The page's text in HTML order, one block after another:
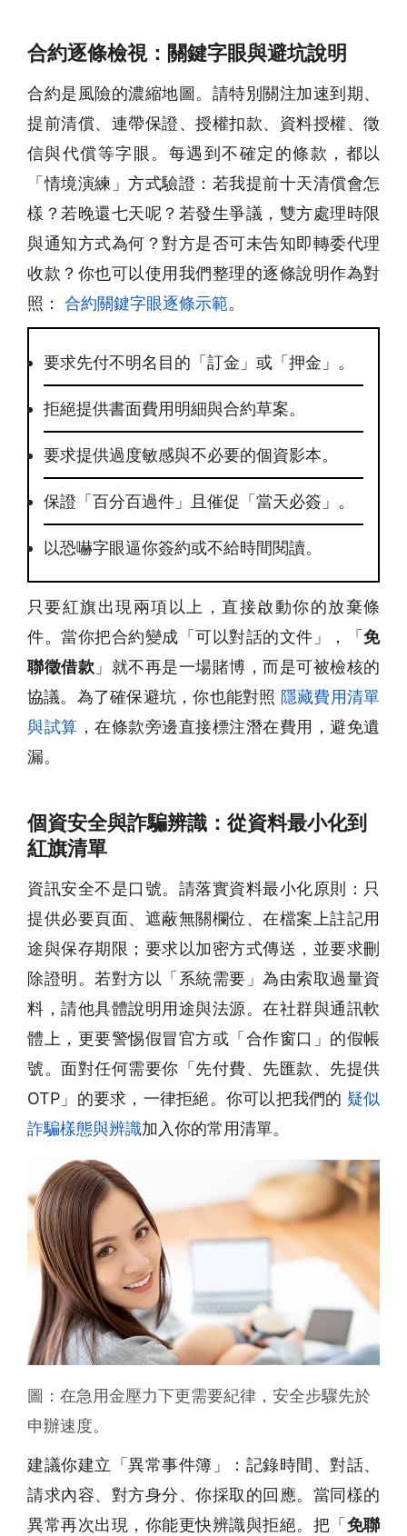
合約逐條檢視：關鍵字眼與避坑說明
合約是風險的濃縮地圖。請特別關注加速到期、
提前清償、連帶保證、授權扣款、資料授權、徵
信與代償等字眼。每遇到不確定的條款，都以
「情境演練」方式驗證：若我提前十天清償會怎
樣？若晚還七天呢？若發生爭議，雙方處理時限
與通知方式為何？對方是否可未告知即轉委代理
收款？你也可以使用我們整理的逐條說明作為對
照：
合約關鍵字眼逐條示範。
要求先付不明名目的「訂金」或「押金」。
拒絕提供書面費用明細與合約草案。
要求提供過度敏感與不必要的個資影本。
保證「百分百過件」且催促「當天必簽」。
以恐嚇字眼逼你簽約或不給時間閱讀。
只要紅旗出現兩項以上，直接啟動你的放棄條
件。當你把合約變成「可以對話的文件」，「 免
聯徵借款 」就不再是一場賭博，而是可被檢核的
協議。為了確保避坑，你也能對照 隱藏費用清單
與試算 ，在條款旁邊直接標注潛在費用，避免遺
漏。
個資安全與詐騙辨識：從資料最小化到
紅旗清單
資訊安全不是口號。請落實資料最小化原則：只
提供必要頁面、遮蔽無關欄位、在檔案上註記用
途與保存期限；要求以加密方式傳送，並要求刪
除證明。若對方以「系統需要」為由索取過量資
料，請他具體說明用途與法源。在社群與通訊軟
體上，更要警惕假冒官方或「合作窗口」的假帳
號。面對任何需要你「先付費、先匯款、先提供
OTP」的要求，一律拒絕。你可以把我們的 疑似
詐騙樣態與辨識加入你的常用清單。
圖：在急用金壓力下更需要紀律，安全步驟先於
申辦速度。
建議你建立「異常事件簿」：記錄時間、對話、
請求內容、對方身分、你採取的回應。當同樣的
異常再次出現，你能更快辨識與拒絕。把「 免聯